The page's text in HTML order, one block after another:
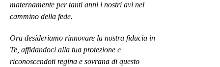
maternamente per tanti anni i nostri avi nel
cammino della fede.
Ora desideriamo rinnovare la nostra fiducia in
Te, affidandoci alla tua protezione e
riconoscendoti regina e sovrana di questo